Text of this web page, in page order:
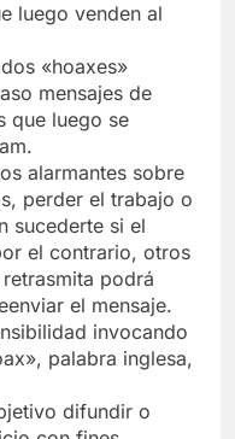
luego venden al
«hoaxes»
mensajes de
que luego se
alarmantes sobre
perder el trabajo o
sucederte si el
el contrario, otros
podrá
el mensaje.
invocando
palabra inglesa,
difundir o